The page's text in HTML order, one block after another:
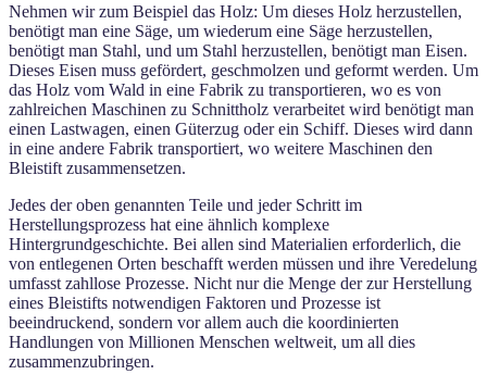
Nehmen wir zum Beispiel das Holz: Um dieses Holz herzustellen,
benötigt man eine Säge, um wiederum eine Säge herzustellen,
benötigt man Stahl, und um Stahl herzustellen, benötigt man Eisen.
Dieses Eisen muss gefördert, geschmolzen und geformt werden. Um
das Holz vom Wald in eine Fabrik zu transportieren, wo es von
zahlreichen Maschinen zu Schnittholz verarbeitet wird benötigt man
einen Lastwagen, einen Güterzug oder ein Schiff. Dieses wird dann
in eine andere Fabrik transportiert, wo weitere Maschinen den
Bleistift zusammensetzen.
Jedes der oben genannten Teile und jeder Schritt im
Herstellungsprozess hat eine ähnlich komplexe
Hintergrundgeschichte. Bei allen sind Materialien erforderlich, die
von entlegenen Orten beschafft werden müssen und ihre Veredelung
umfasst zahllose Prozesse. Nicht nur die Menge der zur Herstellung
eines Bleistifts notwendigen Faktoren und Prozesse ist
beeindruckend, sondern vor allem auch die koordinierten
Handlungen von Millionen Menschen weltweit, um all dies
zusammenzubringen.